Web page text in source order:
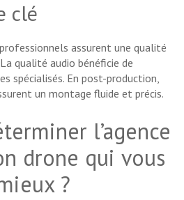
clé
assurent une qualité
qualité audio bénéficie de
spécialisés. En post-production,
un montage fluide et précis.
l’agence
drone qui vous
?